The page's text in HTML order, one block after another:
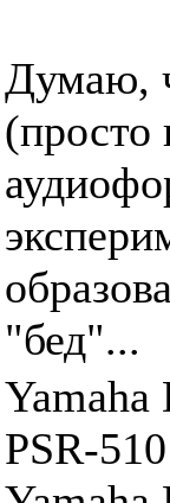
Думаю,
(просто
"бед"...
Yamaha
PSR-510